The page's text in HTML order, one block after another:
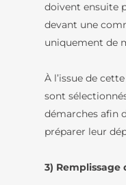
doivent ensuite
devant une
uniquement de
À l’issue de
sont
démarches afin
préparer leur
3)